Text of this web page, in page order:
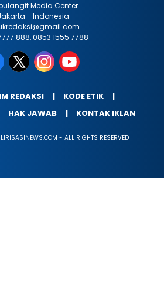
Media Center
- Indonesia
888, 0853 1555 7788
REDAKSI
KODE ETIK
HAK JAWAB KONTAK IKLAN
- ALL RIGHTS RESERVED